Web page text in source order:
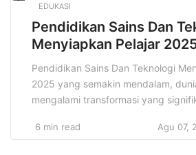
EDUKASI
Pendidikan Sains Dan
Menyiapkan Pelajar
Pendidikan Sains Dan Teknologi
2025 yang semakin mendalam,
mengalami transformasi yang
pengetahuan teoretis, tetapi juga
6 min read Agu 07,